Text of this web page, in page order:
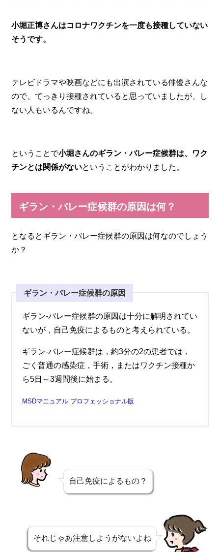
小堀正博さんはコロナワクチンを一度も接種していない
そうです。
テレビドラマや映画などにも出演されている俳優さんな
ので、てっきり接種されていると思っていましたが、し
ない人もいるんですね。
ということで小堀さんのギラン・バレー症候群は、ワク
チンとは関係がないということがわかりました。
ギラン・バレー症候群の原因は何？
となるとギラン・バレー症候群の原因は何なのでしょう
か？
ギラン・バレー症候群の原因
ギラン-バレー症候群の原因は十分に解明されてい
ないが，自己免疫によるものと考えられている。
ギラン-バレー症候群は，約3分の2の患者では，
ごく普通の感染症，手術，またはワクチン接種か
ら5日～3週間後に始まる。
MSDマニュアル プロフェッショナル版
自己免疫によるもの？
それじゃあ注意しようがないよね